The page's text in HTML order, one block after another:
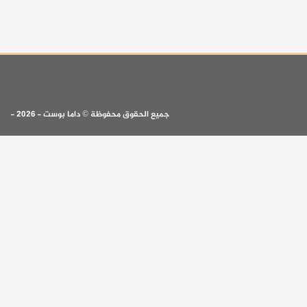
جميع الحقوق محفوظة © داما بوست - 2026 -